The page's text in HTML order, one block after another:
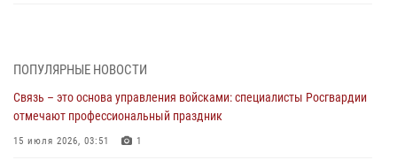
04 августа 2026, 09:57 2
Росгвардия приняла участие в обеспечении безопасности Дня
города в Екатеринбурге
03 августа 2026, 07:43
ПОПУЛЯРНЫЕ НОВОСТИ
Связь – это основа управления войсками: специалисты Росгвардии
отмечают профессиональный праздник
15 июля 2026, 03:51 1